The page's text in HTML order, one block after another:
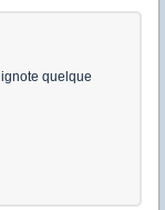
quelque